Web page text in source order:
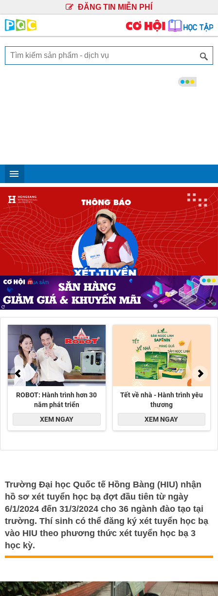
ĐĂNG TIN MIỄN PHÍ
Trường Đại học Quốc tế Hồng Bàng (HIU) nhận
hồ sơ xét tuyển học bạ đợt đầu tiên từ ngày
6/1/2024 đến 31/3/2024 cho 36 ngành đào tạo tại
trường. Thí sinh có thể đăng ký xét tuyển học bạ
vào HIU theo phương thức xét tuyển học bạ 3
học kỳ.